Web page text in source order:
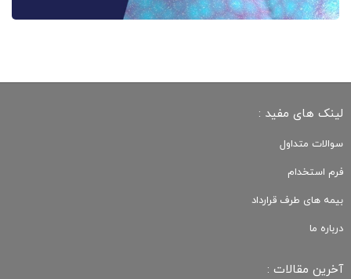
لینک های مفید :
سوالات متداول
فرم استخدام
بیمه های طرف قرارداد
درباره ما
آخرین مقالات :